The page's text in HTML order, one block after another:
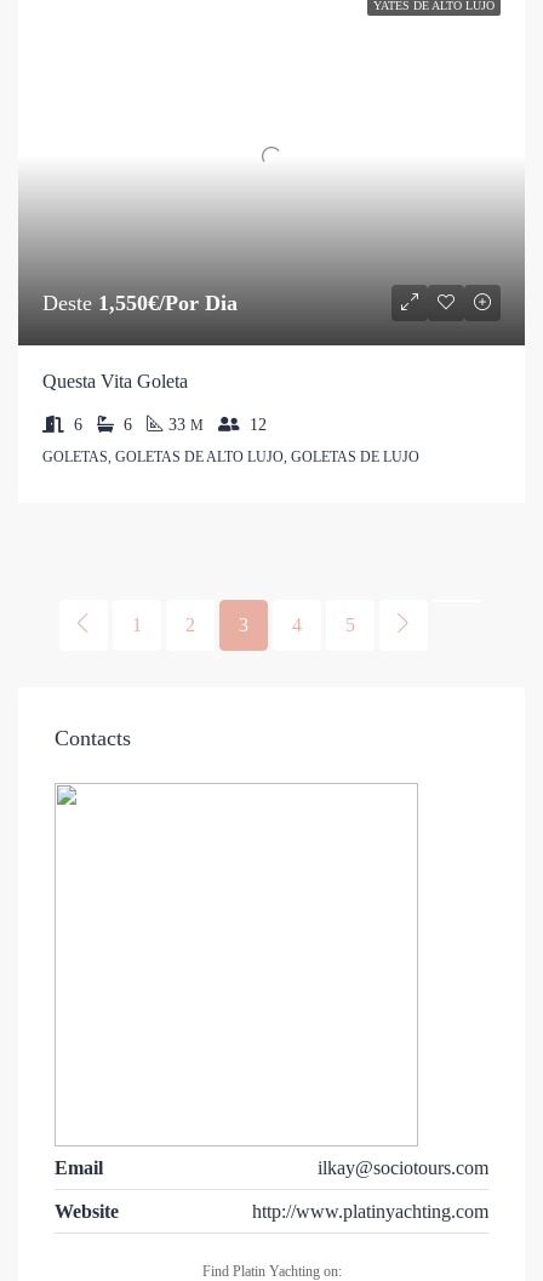
YATES DE ALTO LUJO
Deste 1,550€/Por Dia
Questa Vita Goleta
6 6 33 M 12
GOLETAS, GOLETAS DE ALTO LUJO, GOLETAS DE LUJO
1 2 3 4 5
Contacts
Email ilkay@sociotours.com
Website http://www.platinyachting.com
Find Platin Yachting on: